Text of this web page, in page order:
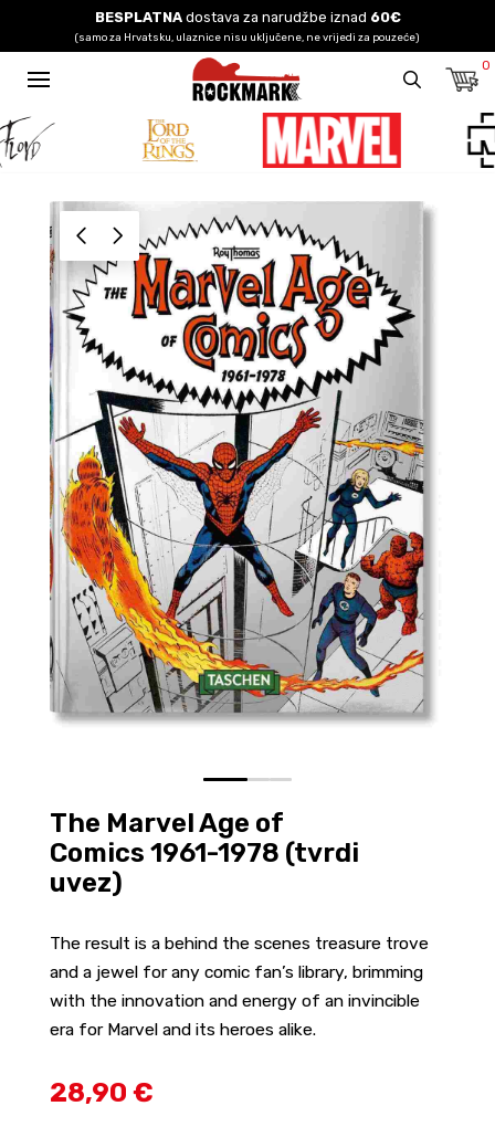
BESPLATNAdostava za narudžbe iznad 60€
(samo za Hrvatsku, ulaznice nisu uključene, ne vrijedi za pouzeće)
0
0 1 2
The Marvel Age of
Comics 1961-1978 (tvrdi
uvez)
The result is a behind the scenes treasure trove
and a jewel for any comic fan’s library, brimming
with the innovation and energy of an invincible
era for Marvel and its heroes alike.
28,90 €